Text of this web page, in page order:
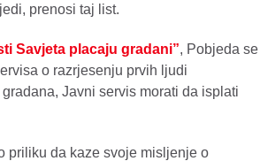
prenosi taj list.
Savjeta placaju gradani”, Pobjeda se
o razrjesenju prvih ljudi
Javni servis morati da isplati
priliku da kaze svoje misljenje o